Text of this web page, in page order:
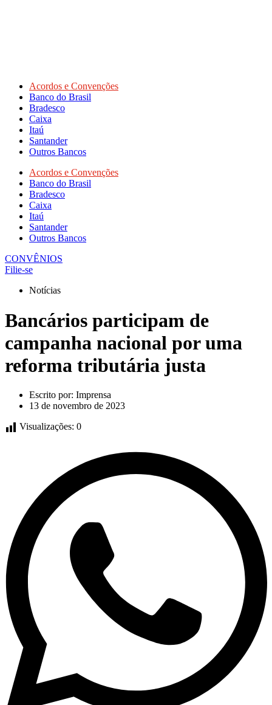
Acordos e Convenções
Banco do Brasil
Bradesco
Caixa
Itaú
Santander
Outros Bancos
Acordos e Convenções
Banco do Brasil
Bradesco
Caixa
Itaú
Santander
Outros Bancos
CONVÊNIOS
Filie-se
Notícias
Bancários participam de
campanha nacional por uma
reforma tributária justa
Escrito por: Imprensa
13 de novembro de 2023
Visualizações: 0